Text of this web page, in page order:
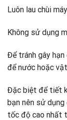
Luôn lau chùi
Không sử dụng
Để tránh gây
để nước hoặc
Đặc biệt để tiết
bạn nên sử dụng
tốc độ cao nhất